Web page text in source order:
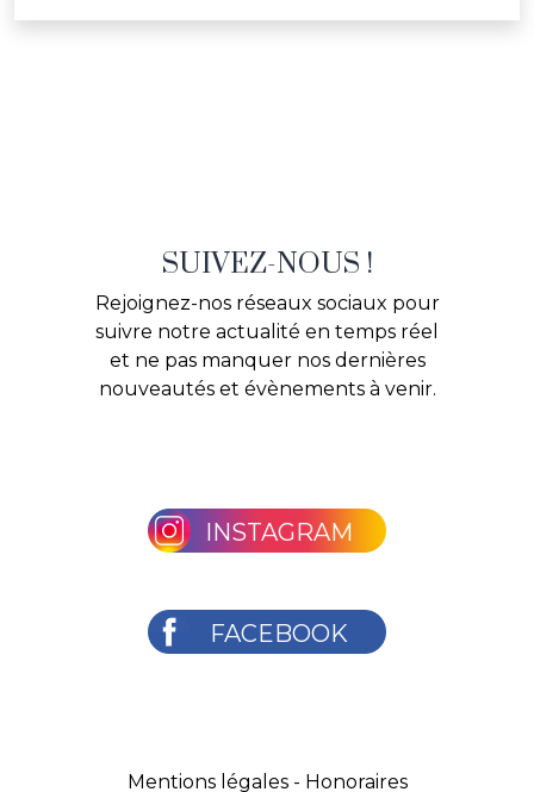
SUIVEZ-NOUS !
Rejoignez-nos réseaux sociaux pour
suivre notre actualité en temps réel
et ne pas manquer nos dernières
nouveautés et évènements à venir.
INSTAGRAM
FACEBOOK
Mentions légales- Honoraires